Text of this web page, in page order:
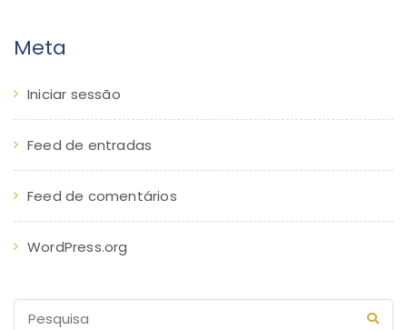
Meta
Iniciar sessão
Feed de entradas
Feed de comentários
WordPress.org